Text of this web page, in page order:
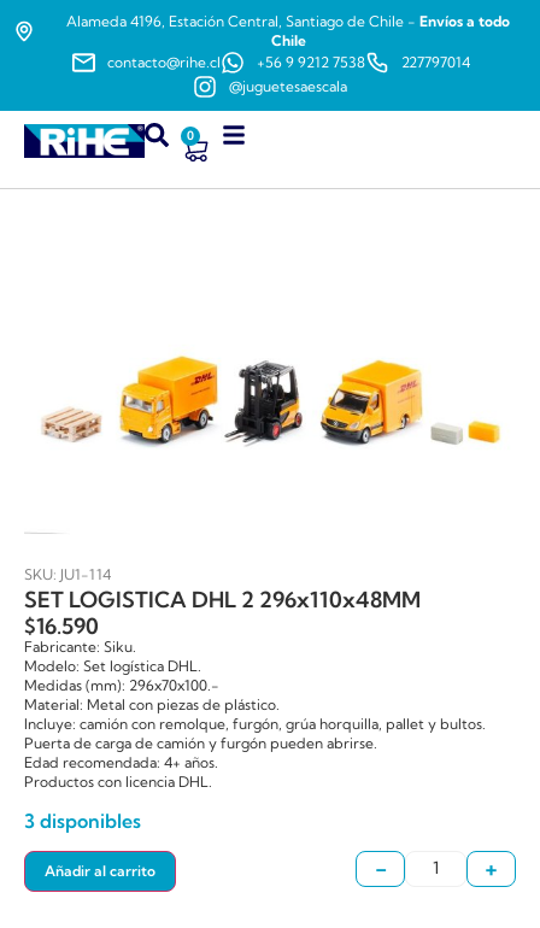
Alameda 4196, Estación Central, Santiago de Chile - Envíos a todo
Chile
contacto@rihe.cl
+56 9 9212 7538
227797014
@juguetesaescala
0
SKU: JU1-114
SET LOGISTICA DHL 2 296x110x48MM
$16.590
Fabricante: Siku.
Modelo: Set logística DHL.
Medidas (mm): 296x70x100.-
Material: Metal con piezas de plástico.
Incluye: camión con remolque, furgón, grúa horquilla, pallet y bultos.
Puerta de carga de camión y furgón pueden abrirse.
Edad recomendada: 4+ años.
Productos con licencia DHL.
3 disponibles
- +
Añadir al carrito